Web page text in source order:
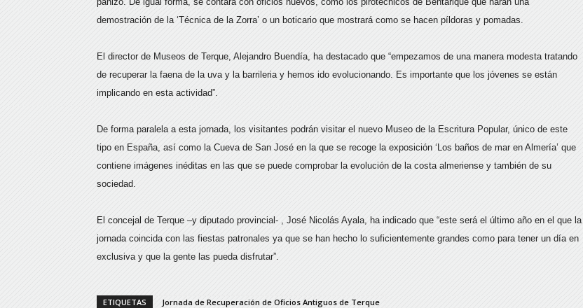
demostración de la ‘Técnica de la Zorra’ o un boticario que mostrará como se hacen píldoras y pomadas.
El director de Museos de Terque, Alejandro Buendía, ha destacado que “empezamos de una manera modesta tratando
de recuperar la faena de la uva y la barrileria y hemos ido evolucionando. Es importante que los jóvenes se están
implicando en esta actividad”.
De forma paralela a esta jornada, los visitantes podrán visitar el nuevo Museo de la Escritura Popular, único de este
tipo en España, así como la Cueva de San José en la que se recoge la exposición ‘Los baños de mar en Almería’ que
contiene imágenes inéditas en las que se puede comprobar la evolución de la costa almeriense y también de su
sociedad.
El concejal de Terque –y diputado provincial- , José Nicolás Ayala, ha indicado que “este será el último año en el que la
jornada coincida con las fiestas patronales ya que se han hecho lo suficientemente grandes como para tener un día en
exclusiva y que la gente las pueda disfrutar”.
ETIQUETAS Jornada de Recuperación de Oficios Antiguos de Terque